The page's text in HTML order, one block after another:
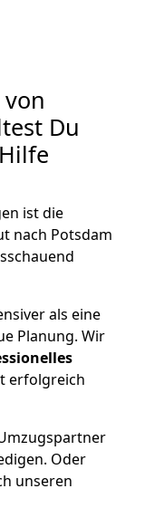
Du
ist die
nach Potsdam
als eine
Planung. Wir
erfolgreich
Oder
unseren